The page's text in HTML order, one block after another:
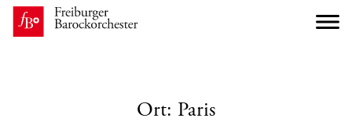
Ort: Paris